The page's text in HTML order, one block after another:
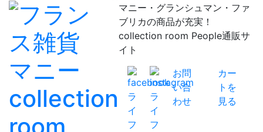
マニー・グランシュマン・ファ
ブリカの商品が充実！
collection room People通販サ
イト
お問
い合
わせ
カー
トを
見る